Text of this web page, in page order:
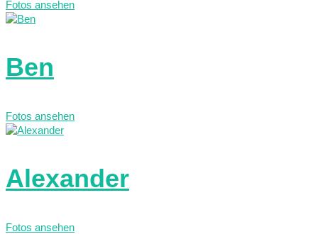
Fotos ansehen
Ben
Fotos ansehen
Alexander
Fotos ansehen